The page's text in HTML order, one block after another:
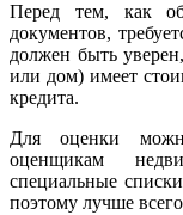
Перед тем, как
документов,
должен быть
или дом) имеет
кредита.
Для оценки
оценщикам
специальные
поэтому лучше